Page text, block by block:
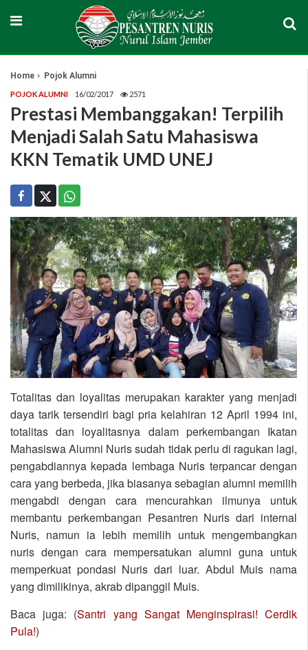
Home Pojok Alumni
POJOK ALUMNI 16/02/2017 2571
Prestasi Membanggakan! Terpilih
Menjadi Salah Satu Mahasiswa
KKN Tematik UMD UNEJ
Totalitas dan loyalitas merupakan karakter yang menjadi
daya tarik tersendiri bagi pria kelahiran 12 April 1994 ini,
totalitas dan loyalitasnya dalam perkembangan Ikatan
Mahasiswa Alumni Nuris sudah tidak perlu di ragukan lagi,
pengabdiannya kepada lembaga Nuris terpancar dengan
cara yang berbeda, jika biasanya sebagian alumni memilih
mengabdi dengan cara mencurahkan ilmunya untuk
membantu perkembangan Pesantren Nuris dari internal
Nuris, namun ia lebih memilih untuk mengembangkan
nuris dengan cara mempersatukan alumni guna untuk
memperkuat pondasi Nuris dari luar. Abdul Muis nama
yang dimilikinya, akrab dipanggil Muis.
Baca juga: (Santri yang Sangat Menginspirasi! Cerdik
Pula!)